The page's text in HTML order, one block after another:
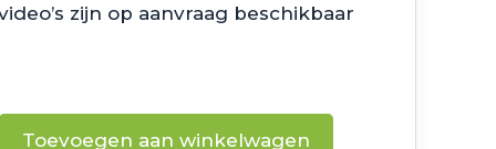
zijn op aanvraag beschikbaar
Toevoegen aan winkelwagen